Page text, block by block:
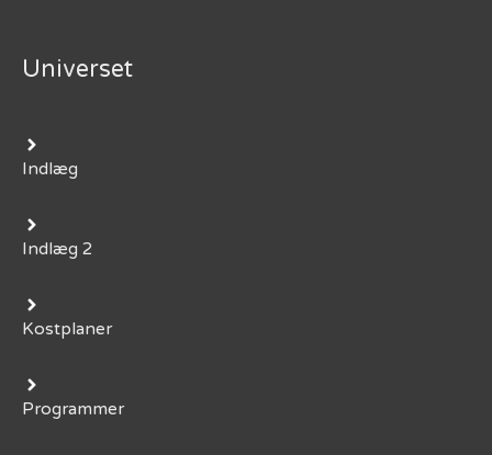
Universet
Indlæg
Indlæg 2
Kostplaner
Programmer